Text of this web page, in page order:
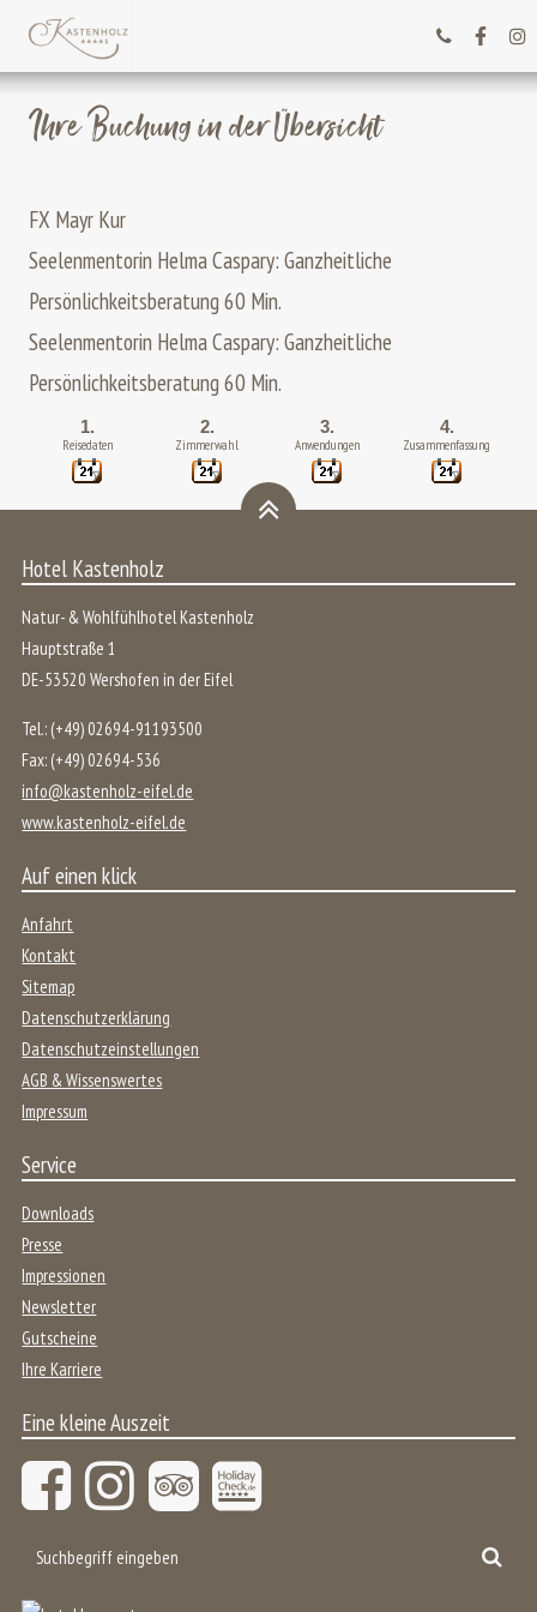
Ihre Buchung in der Übersicht
FX Mayr Kur
Seelenmentorin Helma Caspary: Ganzheitliche
Persönlichkeitsberatung 60 Min.
Seelenmentorin Helma Caspary: Ganzheitliche
Persönlichkeitsberatung 60 Min.
1.
Reisedaten
2.
Zimmerwahl
3.
Anwendungen
4.
Zusammenfassung
Hotel Kastenholz
Natur- & Wohlfühlhotel Kastenholz
Hauptstraße 1
DE-53520 Wershofen in der Eifel
Tel.: (+49) 02694-91193500
Fax: (+49) 02694-536
info@kastenholz-eifel.de
www.kastenholz-eifel.de
Auf einen klick
Anfahrt
Kontakt
Sitemap
Datenschutzerklärung
Datenschutzeinstellungen
AGB & Wissenswertes
Impressum
Service
Downloads
Presse
Impressionen
Newsletter
Gutscheine
Ihre Karriere
Eine kleine Auszeit
Suchbegriff